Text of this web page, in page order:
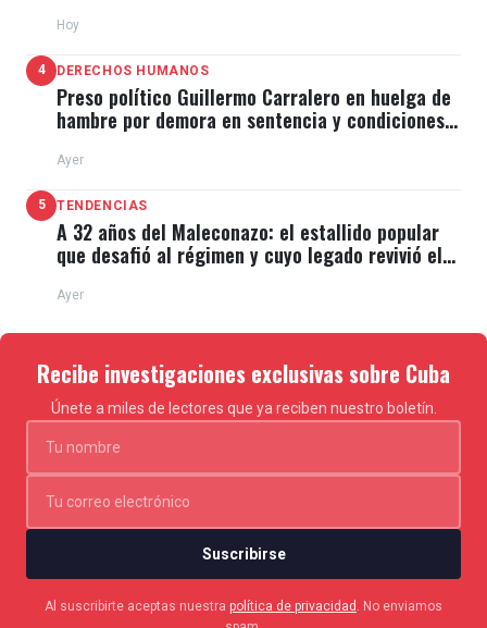
Hoy
4 DERECHOS HUMANOS
Preso político Guillermo Carralero en huelga de
hambre por demora en sentencia y condiciones
Ayer
5 TENDENCIAS
A 32 años del Maleconazo: el estallido popular
que desafió al régimen y cuyo legado revivió el
Ayer
Recibe investigaciones exclusivas sobre Cuba
Únete a miles de lectores que ya reciben nuestro boletín.
Suscribirse
Al suscribirte aceptas nuestra política de privacidad
. No enviamos